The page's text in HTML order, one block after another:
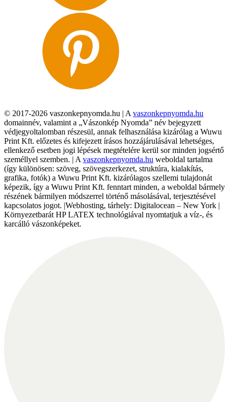
© 2017-2026 vaszonkepnyomda.hu | A vaszonkepnyomda.hu
domainnév, valamint a „Vászonkép Nyomda” név bejegyzett
védjegyoltalomban részesül, annak felhasználása kizárólag a Wuwu
Print Kft. előzetes és kifejezett írásos hozzájárulásával lehetséges,
ellenkező esetben jogi lépések megtételére kerül sor minden jogsértő
személlyel szemben. | A vaszonkepnyomda.hu weboldal tartalma
(így különösen: szöveg, szövegszerkezet, struktúra, kialakítás,
grafika, fotók) a Wuwu Print Kft. kizárólagos szellemi tulajdonát
képezik, így a Wuwu Print Kft. fenntart minden, a weboldal bármely
részének bármilyen módszerrel történő másolásával, terjesztésével
kapcsolatos jogot. |Webhosting, tárhely: Digitalocean – New York |
Környezetbarát HP LATEX technológiával nyomtatjuk a víz-, és
karcálló vászonképeket.